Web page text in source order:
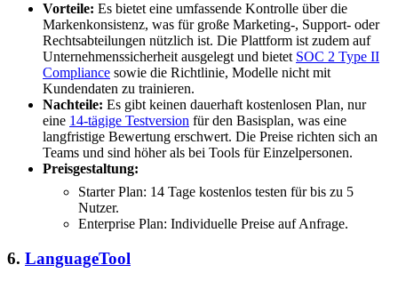
Vorteile: Es bietet eine umfassende Kontrolle über die
Markenkonsistenz, was für große Marketing-, Support- oder
Rechtsabteilungen nützlich ist. Die Plattform ist zudem auf
Unternehmenssicherheit ausgelegt und bietet SOC 2 Type II
Compliance sowie die Richtlinie, Modelle nicht mit
Kundendaten zu trainieren.
Nachteile: Es gibt keinen dauerhaft kostenlosen Plan, nur
eine 14-tägige Testversion für den Basisplan, was eine
langfristige Bewertung erschwert. Die Preise richten sich an
Teams und sind höher als bei Tools für Einzelpersonen.
Preisgestaltung:
Starter Plan: 14 Tage kostenlos testen für bis zu 5
Nutzer.
Enterprise Plan: Individuelle Preise auf Anfrage.
6. LanguageTool